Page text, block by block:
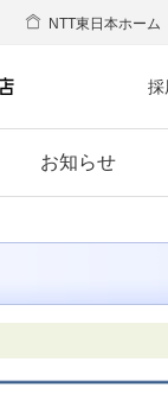
お知らせ
NTT東日本ホーム
採